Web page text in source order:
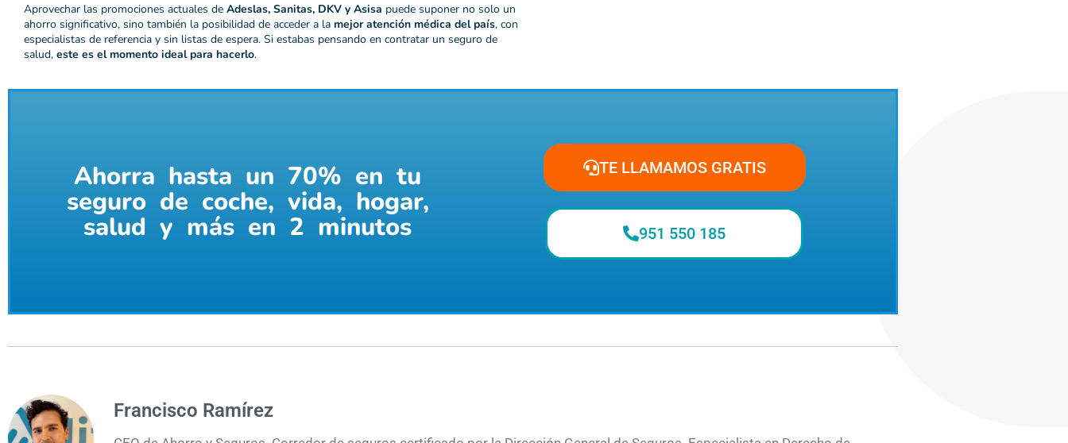
Aprovechar las promociones actuales de Adeslas, Sanitas, DKV y Asisa puede suponer no solo un
ahorro significativo, sino también la posibilidad de acceder a la mejor atención médica del país, con
especialistas de referencia y sin listas de espera. Si estabas pensando en contratar un seguro de
salud, este es el momento ideal para hacerlo.
Ahorra hasta un 70% en tu
seguro de coche, vida, hogar,
salud y más en 2 minutos
TE LLAMAMOS GRATIS
951 550 185
Francisco Ramírez